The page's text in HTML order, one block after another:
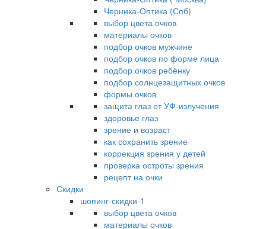
Черника-Оптика (Спб)
выбор цвета очков
материалы очков
подбор очков мужчине
подбор очков по форме лица
подбор очков ребёнку
подбор солнцезащитных очков
формы очков
защита глаз от УФ-излучения
здоровье глаз
зрение и возраст
как сохранить зрение
коррекция зрения у детей
проверка остроты зрения
рецепт на очки
Скидки
шопинг-скидки-1
выбор цвета очков
материалы очков